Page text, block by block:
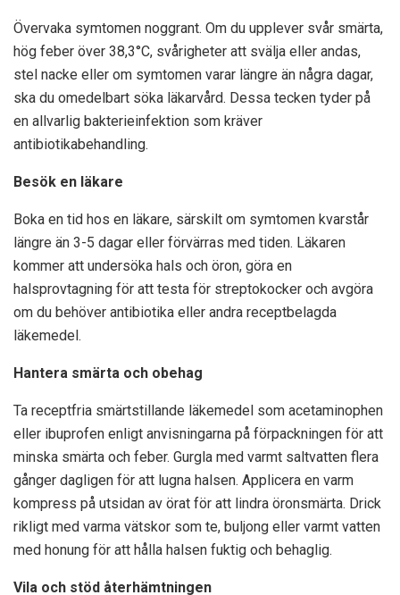
Övervaka symtomen noggrant. Om du upplever svår smärta,
hög feber över 38,3°C, svårigheter att svälja eller andas,
stel nacke eller om symtomen varar längre än några dagar,
ska du omedelbart söka läkarvård. Dessa tecken tyder på
en allvarlig bakterieinfektion som kräver
antibiotikabehandling.
Besök en läkare
Boka en tid hos en läkare, särskilt om symtomen kvarstår
längre än 3-5 dagar eller förvärras med tiden. Läkaren
kommer att undersöka hals och öron, göra en
halsprovtagning för att testa för streptokocker och avgöra
om du behöver antibiotika eller andra receptbelagda
läkemedel.
Hantera smärta och obehag
Ta receptfria smärtstillande läkemedel som acetaminophen
eller ibuprofen enligt anvisningarna på förpackningen för att
minska smärta och feber. Gurgla med varmt saltvatten flera
gånger dagligen för att lugna halsen. Applicera en varm
kompress på utsidan av örat för att lindra öronsmärta. Drick
rikligt med varma vätskor som te, buljong eller varmt vatten
med honung för att hålla halsen fuktig och behaglig.
Vila och stöd återhämtningen